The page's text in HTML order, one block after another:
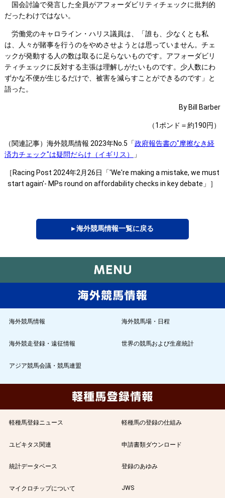
国会討論で発言した全員がアフォーダビリティチェックに批判的
だったわけではない。
労働党のキャロライン・ハリス議員は、「誰も、少なくとも私
は、人々が賭事を行うのをやめさせようとは思っていません。チェ
ックが発動する人の数は取るに足らないものです。アフォーダビリ
ティチェックに反対する主張は理解しがたいものです。少人数にわ
ずかな不便が生じるだけで、被害を減らすことができるのです」と
語った。
By Bill Barber
（1ポンド＝約190円）
（関連記事）海外競馬情報 2023年No.5「政府報告書の"摩擦なき経
済力チェック"は疑問だらけ（イギリス）
」
［Racing Post 2024年2月26日「'We're making a mistake, we must
start again'- MPs round on affordability checks in key debate」］
▸ 海外競馬情報一覧に戻る
海外競馬情報 海外競馬場・日程
海外競走登録・遠征情報 世界の競馬および生産統計
アジア競馬会議・競馬連盟
軽種馬登録ニュース 軽種馬の登録の仕組み
ユビキタス関連 申請書類ダウンロード
統計データベース 登録のあゆみ
マイクロチップについて JWS